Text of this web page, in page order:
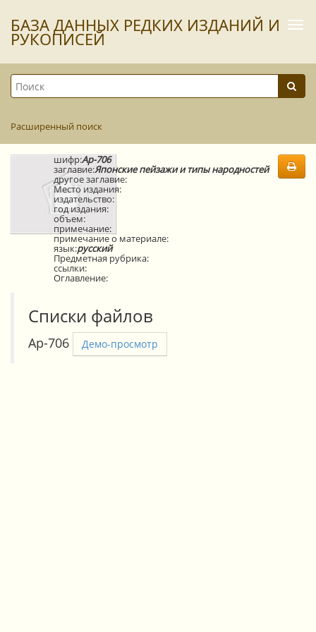
БАЗА ДАННЫХ РЕДКИХ ИЗДАНИЙ И
РУКОПИСЕЙ
Расширенный поиск
шифр:Ар-706
заглавие:Японские пейзажи и типы народностей
другое заглавие:
Место издания:
издательство:
год издания:
объем:
примечание:
примечание о материале:
язык:русский
Предметная рубрика:
ссылки:
Оглавление:
Списки файлов
Ар-706 Демо-просмотр